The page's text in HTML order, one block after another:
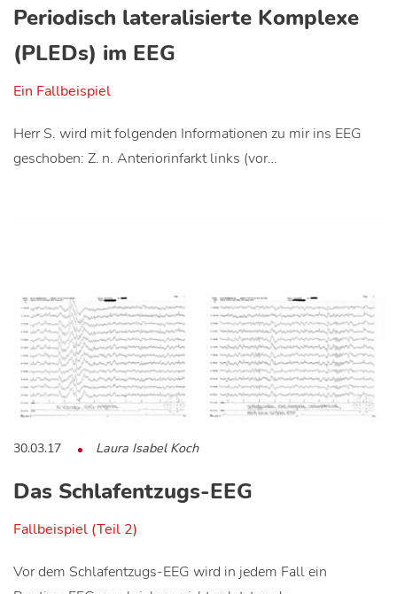
Periodisch lateralisierte Komplexe
(PLEDs) im EEG
Ein Fallbeispiel
Herr S. wird mit folgenden Informationen zu mir ins EEG
geschoben: Z. n. Anteriorinfarkt links (vor…
30.03.17 Laura Isabel Koch
Das Schlafentzugs-EEG
Fallbeispiel (Teil 2)
Vor dem Schlafentzugs-EEG wird in jedem Fall ein